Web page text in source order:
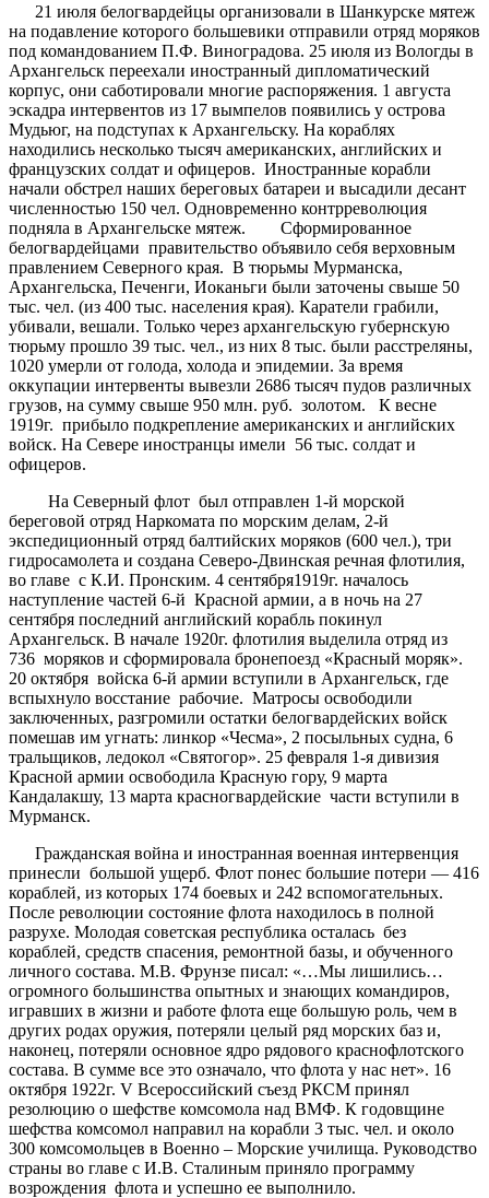
21 июля белогвардейцы организовали в Шанкурске мятеж
на подавление которого большевики отправили отряд моряков
под командованием П.Ф. Виноградова. 25 июля из Вологды в
Архангельск переехали иностранный дипломатический
корпус, они саботировали многие распоряжения. 1 августа
эскадра интервентов из 17 вымпелов появились у острова
Мудьюг, на подступах к Архангельску. На кораблях
находились несколько тысяч американских, английских и
французских солдат и офицеров. Иностранные корабли
начали обстрел наших береговых батареи и высадили десант
численностью 150 чел. Одновременно контрреволюция
подняла в Архангельске мятеж. Сформированное
белогвардейцами правительство объявило себя верховным
правлением Северного края. В тюрьмы Мурманска,
Архангельска, Печенги, Иоканьги были заточены свыше 50
тыс. чел. (из 400 тыс. населения края). Каратели грабили,
убивали, вешали. Только через архангельскую губернскую
тюрьму прошло 39 тыс. чел., из них 8 тыс. были расстреляны,
1020 умерли от голода, холода и эпидемии. За время
оккупации интервенты вывезли 2686 тысяч пудов различных
грузов, на сумму свыше 950 млн. руб. золотом. К весне
1919г. прибыло подкрепление американских и английских
войск. На Севере иностранцы имели 56 тыс. солдат и
офицеров.
На Северный флот был отправлен 1-й морской
береговой отряд Наркомата по морским делам, 2-й
экспедиционный отряд балтийских моряков (600 чел.), три
гидросамолета и создана Северо-Двинская речная флотилия,
во главе с К.И. Пронским. 4 сентября1919г. началось
наступление частей 6-й Красной армии, а в ночь на 27
сентября последний английский корабль покинул
Архангельск. В начале 1920г. флотилия выделила отряд из
736 моряков и сформировала бронепоезд «Красный моряк».
20 октября войска 6-й армии вступили в Архангельск, где
вспыхнуло восстание рабочие. Матросы освободили
заключенных, разгромили остатки белогвардейских войск
помешав им угнать: линкор «Чесма», 2 посыльных судна, 6
тральщиков, ледокол «Святогор». 25 февраля 1-я дивизия
Красной армии освободила Красную гору, 9 марта
Кандалакшу, 13 марта красногвардейские части вступили в
Мурманск.
Гражданская война и иностранная военная интервенция
принесли большой ущерб. Флот понес большие потери — 416
кораблей, из которых 174 боевых и 242 вспомогательных.
После революции состояние флота находилось в полной
разрухе. Молодая советская республика осталась без
кораблей, средств спасения, ремонтной базы, и обученного
личного состава. М.В. Фрунзе писал: «…Мы лишились…
огромного большинства опытных и знающих командиров,
игравших в жизни и работе флота еще большую роль, чем в
других родах оружия, потеряли целый ряд морских баз и,
наконец, потеряли основное ядро рядового краснофлотского
состава. В сумме все это означало, что флота у нас нет». 16
октября 1922г. V Всероссийский съезд РКСМ принял
резолюцию о шефстве комсомола над ВМФ. К годовщине
шефства комсомол направил на корабли 3 тыс. чел. и около
300 комсомольцев в Военно – Морские училища. Руководство
страны во главе с И.В. Сталиным приняло программу
возрождения флота и успешно ее выполнило.